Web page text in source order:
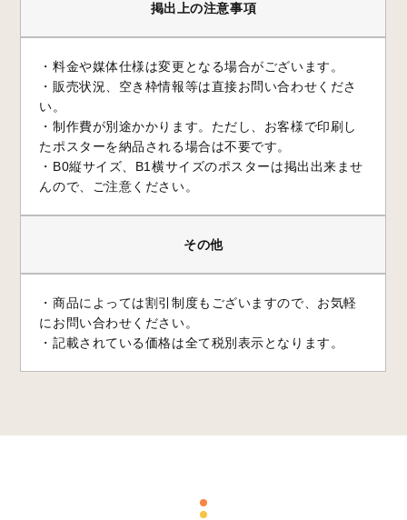
掲出上の注意事項
・料金や媒体仕様は変更となる場合がございます。
・販売状況、空き枠情報等は直接お問い合わせくださ
い。
・制作費が別途かかります。ただし、お客様で印刷し
たポスターを納品される場合は不要です。
・B0縦サイズ、B1横サイズのポスターは掲出出来ませ
んので、ご注意ください。
その他
・商品によっては割引制度もございますので、お気軽
にお問い合わせください。
・記載されている価格は全て税別表示となります。